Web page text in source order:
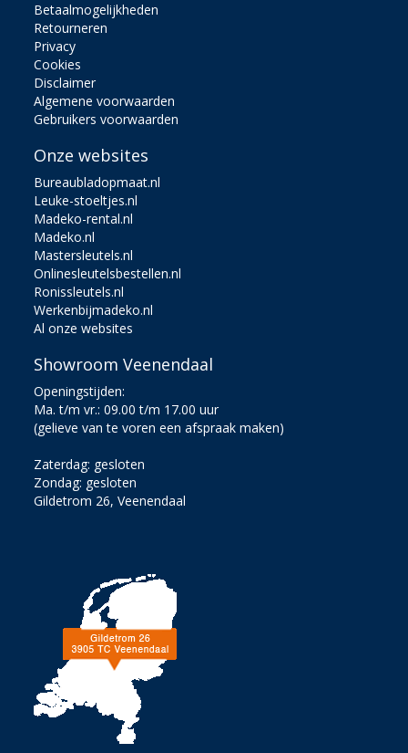
Betaalmogelijkheden
Retourneren
Privacy
Cookies
Disclaimer
Algemene voorwaarden
Gebruikers voorwaarden
Onze websites
Bureaubladopmaat.nl
Leuke-stoeltjes.nl
Madeko-rental.nl
Madeko.nl
Mastersleutels.nl
Onlinesleutelsbestellen.nl
Ronissleutels.nl
Werkenbijmadeko.nl
Al onze websites
Showroom Veenendaal
Openingstijden:
Ma. t/m vr.: 09.00 t/m 17.00 uur
(gelieve van te voren een afspraak maken)
Zaterdag: gesloten
Zondag: gesloten
Gildetrom 26, Veenendaal